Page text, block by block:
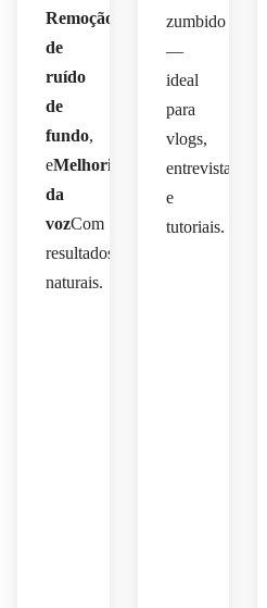
Remoção
de
ruído
de
fundo,
eMelhoria
da
vozCom
resultados
naturais.
zumbido
—
ideal
para
vlogs,
entrevistas
e
tutoriais.